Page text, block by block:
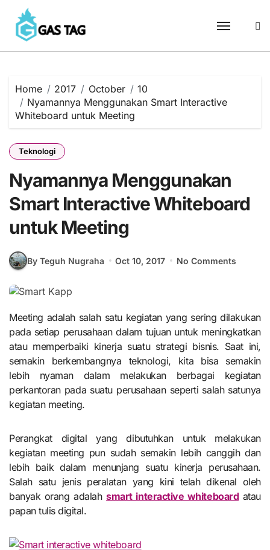
content
Home 2017 October
10
Nyamannya Menggunakan Smart Interactive
Whiteboard untuk Meeting
Teknologi
Nyamannya Menggunakan
Smart Interactive Whiteboard
untuk Meeting
By Teguh Nugraha Oct 10, 2017 No Comments
Meeting adalah salah satu kegiatan yang sering dilakukan
pada setiap perusahaan dalam tujuan untuk meningkatkan
atau memperbaiki kinerja suatu strategi bisnis. Saat ini,
semakin berkembangnya teknologi, kita bisa semakin
lebih nyaman dalam melakukan berbagai kegiatan
perkantoran pada suatu perusahaan seperti salah satunya
kegiatan meeting.
Perangkat digital yang dibutuhkan untuk melakukan
kegiatan meeting pun sudah semakin lebih canggih dan
lebih baik dalam menunjang suatu kinerja perusahaan.
Salah satu jenis peralatan yang kini telah dikenal oleh
banyak orang adalahsmart interactive whiteboard atau
papan tulis digital.